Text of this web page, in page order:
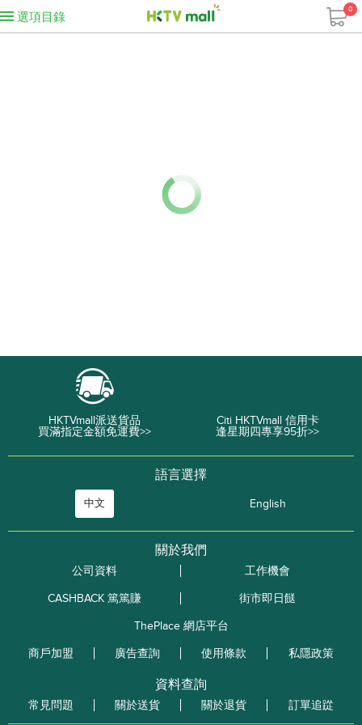
選項目錄
0
HKTVmall派送貨品
買滿指定金額免運費>>
Citi HKTVmall 信用卡
逢星期四專享95折>>
語言選擇
中文 English
關於我們
公司資料
工作機會
CASHBACK 篤篤賺
街市即日餸
ThePlace 網店平台
商戶加盟
廣告查詢 使用條款 私隱政策
資料查詢
常見問題 關於送貨 關於退貨 訂單追踨